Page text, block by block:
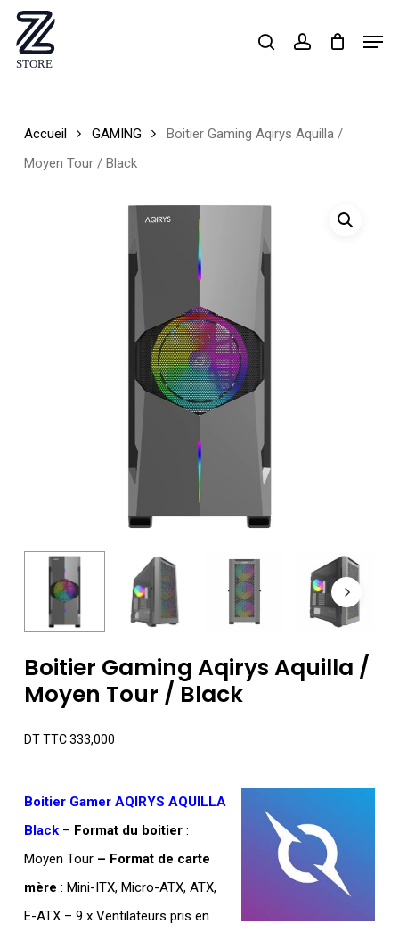
Skip
main
searchaccount
Accueil GAMING
Boitier Gaming Aqirys Aquilla /
Moyen Tour / Black
Boitier Gaming Aqirys Aquilla /
Moyen Tour / Black
DT TTC333,000
Boitier Gamer AQIRYS AQUILLA
Black– Format du boitier:
Moyen Tour – Format de carte
mère : Mini-ITX, Micro-ATX, ATX,
E-ATX – 9 x Ventilateurs pris en